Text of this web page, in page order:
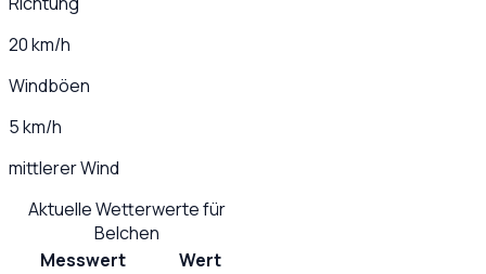
20 km/h
Windböen
5 km/h
mittlerer Wind
Aktuelle Wetterwerte für
Belchen
Messwert
Wert